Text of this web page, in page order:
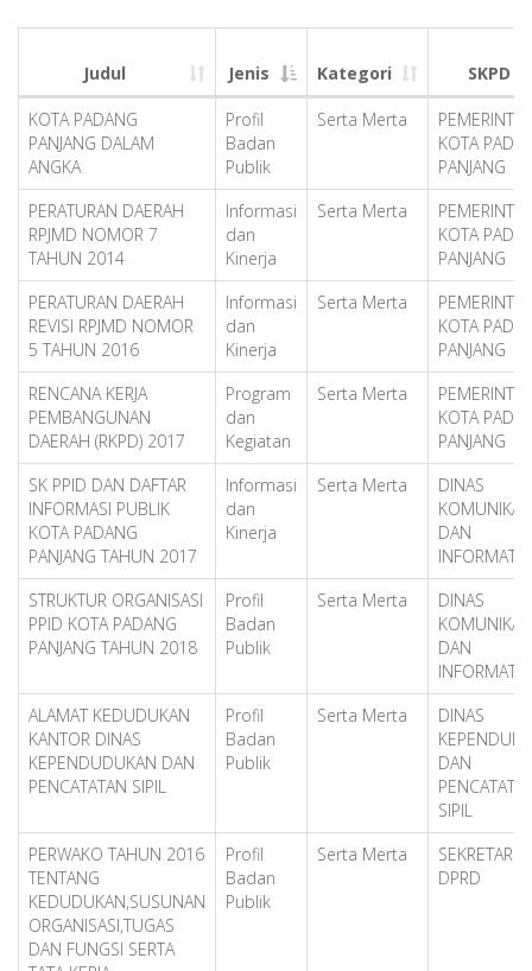
Judul Jenis Kategori SKPD
KOTA PADANG
PANJANG DALAM
ANGKA
Profil
Badan
Publik
Serta Merta
KOTA
PANJANG
PERATURAN DAERAH
RPJMD NOMOR 7
TAHUN 2014
Informasi
dan
Kinerja
Serta Merta
KOTA
PANJANG
PERATURAN DAERAH
REVISI RPJMD NOMOR
5 TAHUN 2016
Informasi
dan
Kinerja
Serta Merta
KOTA
PANJANG
RENCANA KERJA
PEMBANGUNAN
DAERAH (RKPD) 2017
Program
dan
Kegiatan
Serta Merta
KOTA
PANJANG
SK PPID DAN DAFTAR
INFORMASI PUBLIK
KOTA PADANG
PANJANG TAHUN 2017
Informasi
dan
Kinerja
Serta Merta
DINAS
DAN
STRUKTUR ORGANISASI
PPID KOTA PADANG
PANJANG TAHUN 2018
Profil
Badan
Publik
Serta Merta
DINAS
DAN
ALAMAT KEDUDUKAN
KANTOR DINAS
KEPENDUDUKAN DAN
PENCATATAN SIPIL
Profil
Badan
Publik
Serta Merta
DINAS
DAN
SIPIL
PERWAKO TAHUN 2016
TENTANG
KEDUDUKAN,SUSUNAN
ORGANISASI,TUGAS
DAN FUNGSI SERTA
Profil
Badan
Publik
Serta Merta
DPRD